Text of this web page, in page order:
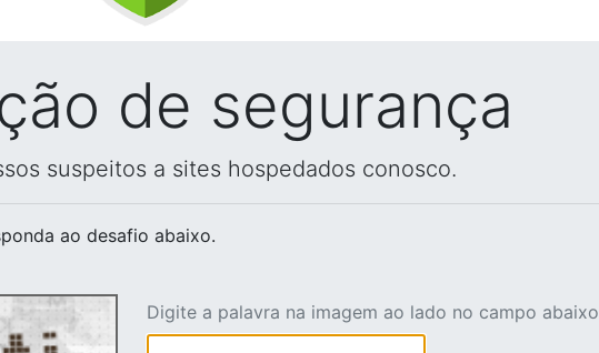
de segurança
suspeitos a sites hospedados conosco.
ao desafio abaixo.
Digite a palavra na imagem ao lado no campo abaixo